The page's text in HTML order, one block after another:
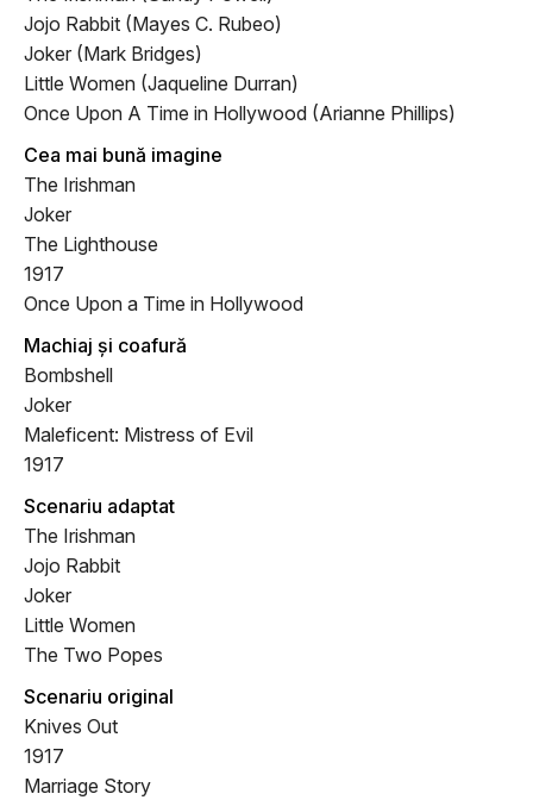
Jojo Rabbit (Mayes C. Rubeo)
Joker (Mark Bridges)
Little Women (Jaqueline Durran)
Once Upon A Time in Hollywood (Arianne Phillips)
Cea mai bună imagine
The Irishman
Joker
The Lighthouse
1917
Once Upon a Time in Hollywood
Machiaj și coafură
Bombshell
Joker
Maleficent: Mistress of Evil
1917
Scenariu adaptat
The Irishman
Jojo Rabbit
Joker
Little Women
The Two Popes
Scenariu original
Knives Out
1917
Marriage Story